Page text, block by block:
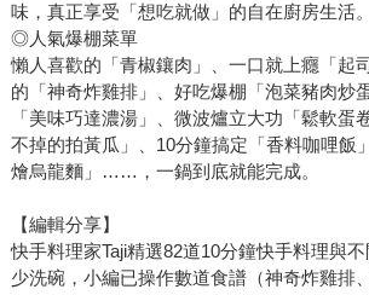
味，真正享受「想吃就做」的自在廚房生活。
◎人氣爆棚菜單
懶人喜歡的「青椒鑲肉」、一口就上癮「起
的「神奇炸雞排」、好吃爆棚「泡菜豬肉炒
「美味巧達濃湯」、微波爐立大功「鬆軟蛋
不掉的拍黃瓜」、10分鐘搞定「香料咖哩飯
燴烏龍麵」……，一鍋到底就能完成。
【編輯分享】
快手料理家Taji精選82道10分鐘快手料理與不
少洗碗，小編已操作數道食譜（神奇炸雞排